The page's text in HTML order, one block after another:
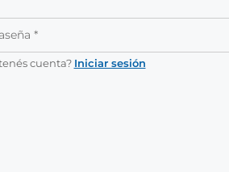
tenés cuenta? Iniciar sesión